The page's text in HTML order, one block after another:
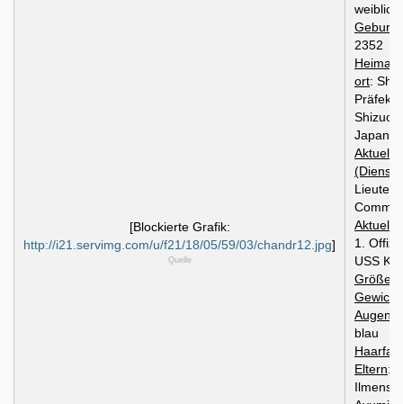
[Blockierte Grafik:
http://i21.servimg.com/u/f21/18/05/59/03/chandr12.jpg]
Quelle
weiblich
2352
ort:
Japan,
Aktuelle
1.
USS
Größe
Gewicht
blau
Eltern: